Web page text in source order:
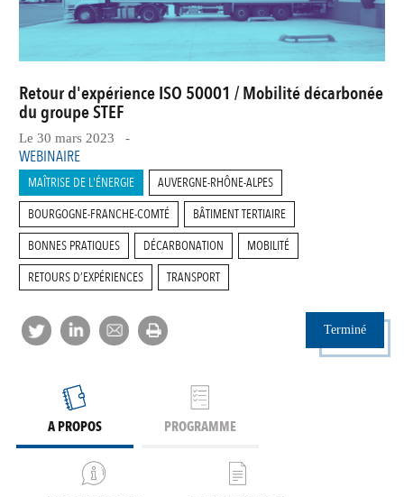
Retour d'expérience ISO 50001 / Mobilité décarbonée
du groupe STEF
Le 30 mars 2023 -
WEBINAIRE
MAÎTRISE DE L'ÉNERGIE
AUVERGNE-RHÔNE-ALPES
BOURGOGNE-FRANCHE-COMTÉ
BÂTIMENT TERTIAIRE
BONNES PRATIQUES
DÉCARBONATION
MOBILITÉ
RETOURS D’EXPÉRIENCES
TRANSPORT
Terminé
A PROPOS PROGRAMME